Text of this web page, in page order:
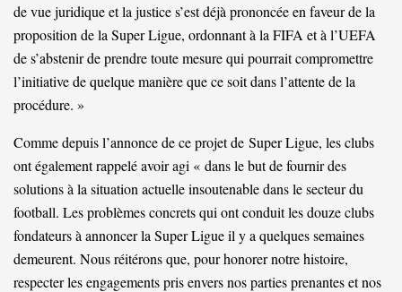
de vue juridiqueet la justice s’est déjà prononcée en faveur de la
proposition de la Super Ligue, ordonnant à la FIFA et à l’UEFA
de s’abstenir de prendre toute mesure qui pourrait compromettre
l’initiative de quelque manière que ce soit dans l’attente de la
procédure. »
Comme depuis l’annonce de ce projet de Super Ligue, les clubs
ont également rappelé avoir agi « dans le but de fournir des
solutions à la situation actuelle insoutenable dans le secteur du
football. Les problèmes concrets qui ont conduit les douze clubs
fondateurs à annoncer la Super Ligue il y a quelques semaines
demeurent. Nous réitérons que, pour honorer notre histoire,
respecter les engagements pris envers nos parties prenantes et nos